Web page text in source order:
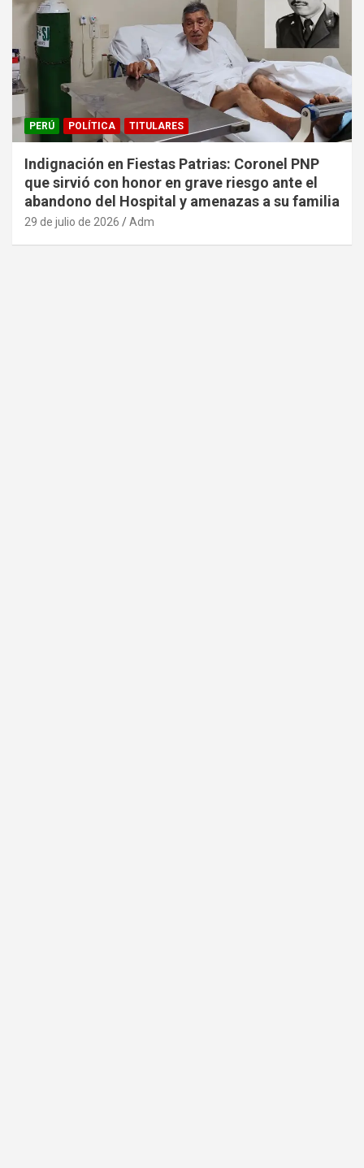
PERÚ POLÍTICA TITULARES
Indignación en Fiestas Patrias: Coronel PNP
que sirvió con honor en grave riesgo ante el
abandono del Hospital y amenazas a su familia
29 de julio de 2026 Adm